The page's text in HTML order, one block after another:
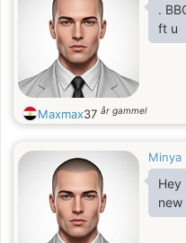
.
ft u
Maxmax37 år gammel
Minya
Hey i